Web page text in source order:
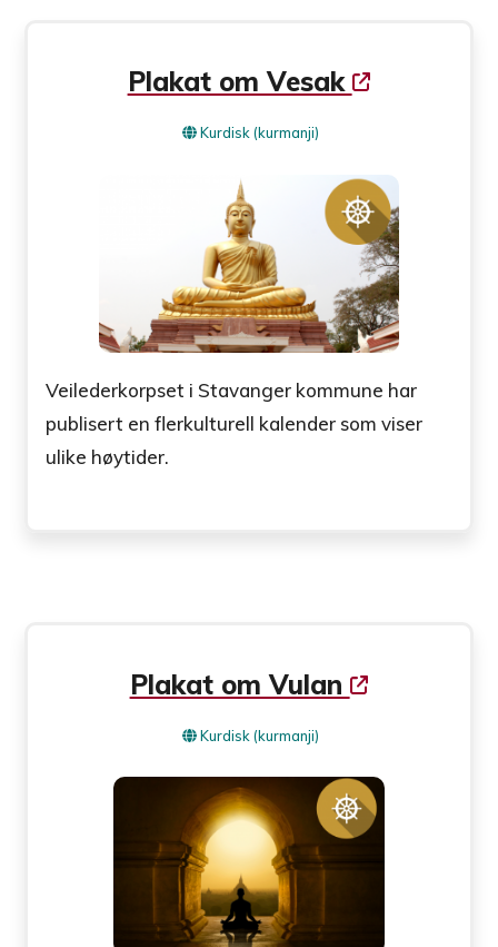
Plakat om Vesak
Kurdisk (kurmanji)
Veilederkorpset i Stavanger kommune har
publisert en flerkulturell kalender som viser
ulike høytider.
Plakat om Vulan
Kurdisk (kurmanji)